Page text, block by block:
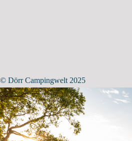
© Dörr Campingwelt 2025